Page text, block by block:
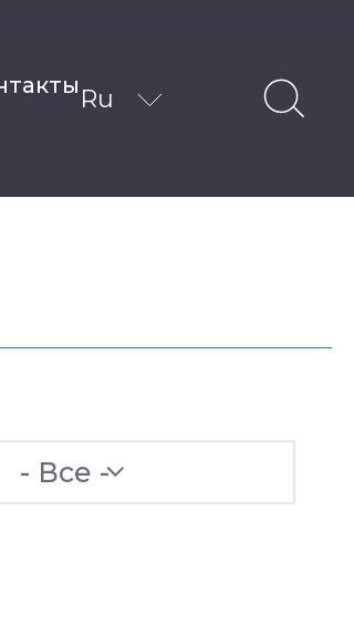
Ru
- Все -